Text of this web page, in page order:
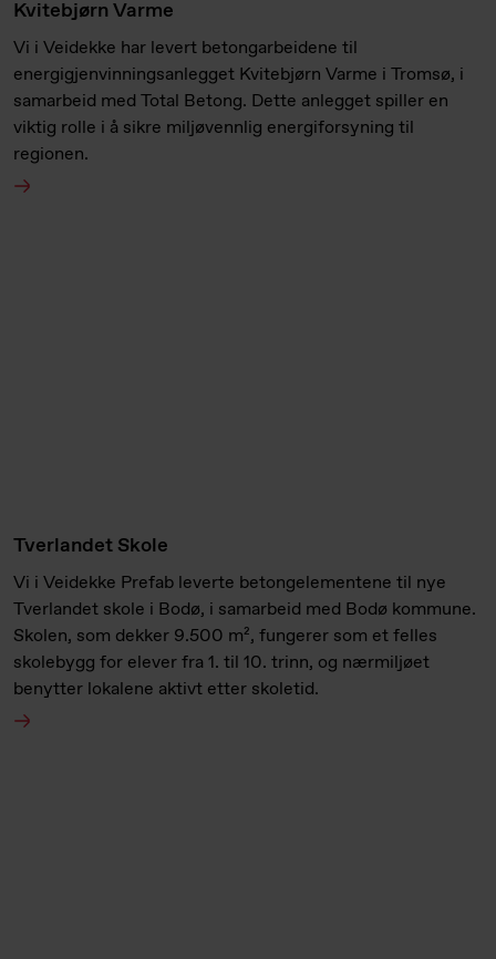
Kvitebjørn Varme
Vi i Veidekke har levert betongarbeidene til
energigjenvinningsanlegget Kvitebjørn Varme i Tromsø, i
samarbeid med Total Betong. Dette anlegget spiller en
viktig rolle i å sikre miljøvennlig energiforsyning til
regionen.
Tverlandet Skole
Vi i Veidekke Prefab leverte betongelementene til nye
Tverlandet skole i Bodø, i samarbeid med Bodø kommune.
Skolen, som dekker 9.500 m², fungerer som et felles
skolebygg for elever fra 1. til 10. trinn, og nærmiljøet
benytter lokalene aktivt etter skoletid.